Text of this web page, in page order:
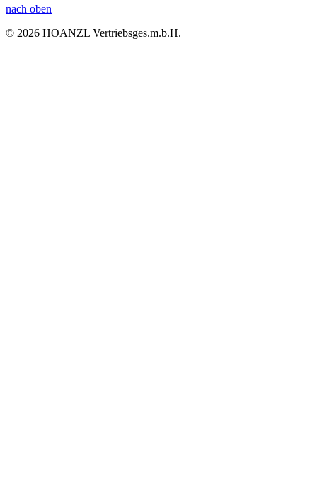
nach oben
© 2026 HOANZL Vertriebsges.m.b.H.